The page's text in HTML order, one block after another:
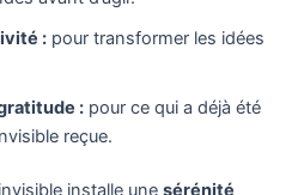
: pour transformer les idées
: pour ce qui a déjà été
reçue.